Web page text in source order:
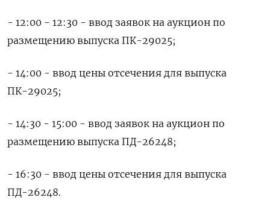
- 12:00 - 12:30 - ввод заявок на аукцион по
размещению выпуска ПК-29025;
- 14:00 - ввод цены отсечения для выпуска
ПК-29025;
- 14:30 - 15:00 - ввод заявок на аукцион по
размещению выпуска ПД-26248;
- 16:30 - ввод цены отсечения для выпуска
ПД-26248.